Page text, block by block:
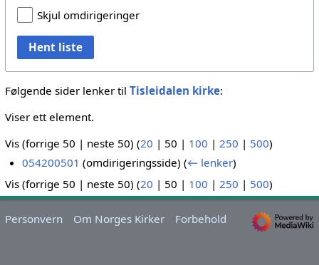
Skjul omdirigeringer
Hent liste
Følgende sider lenker til Tisleidalen kirke:
Viser ett element.
Vis (forrige 50 | neste 50) (20 | 50 | 100 | 250 | 500)
054200501 (omdirigeringsside)(← lenker)
Vis (forrige 50 | neste 50) (20 | 50 | 100 | 250 | 500)
Personvern Om Norges Kirker Forbehold